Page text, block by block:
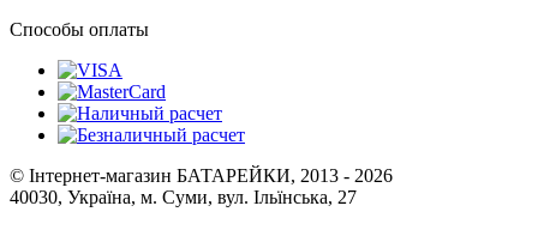
Способы оплаты
© Інтернет-магазин БАТАРЕЙКИ, 2013 - 2026
40030, Україна, м. Суми, вул. Ільїнська, 27